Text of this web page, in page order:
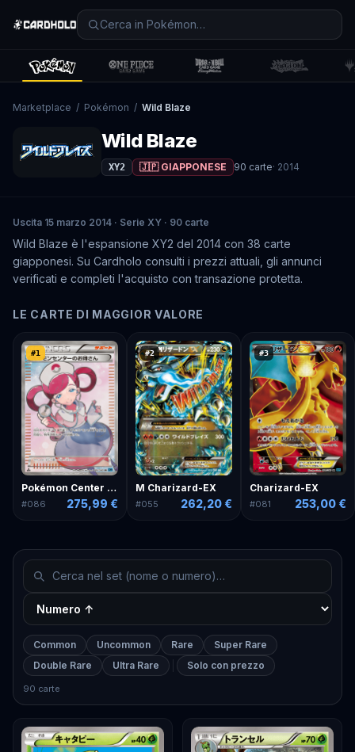
Marketplace / Pokémon / Wild Blaze
Wild Blaze
XY2 🇯🇵 GIAPPONESE 90 carte· 2014
Uscita 15 marzo 2014 · Serie XY · 90 carte
Wild Blaze è l'espansione XY2 del 2014 con 38 carte
giapponesi. Su Cardholo consulti i prezzi attuali, gli annunci
verificati e completi l'acquisto con transazione protetta.
LE CARTE DI MAGGIOR VALORE
#1
Pokémon Center Lady
#086 275,99 €
#2
M Charizard-EX
#055 262,20 €
#3
Charizard-EX
#081 253,00 €
Common Uncommon Rare
Super Rare
Double Rare
Ultra Rare Solo con prezzo
90 carte